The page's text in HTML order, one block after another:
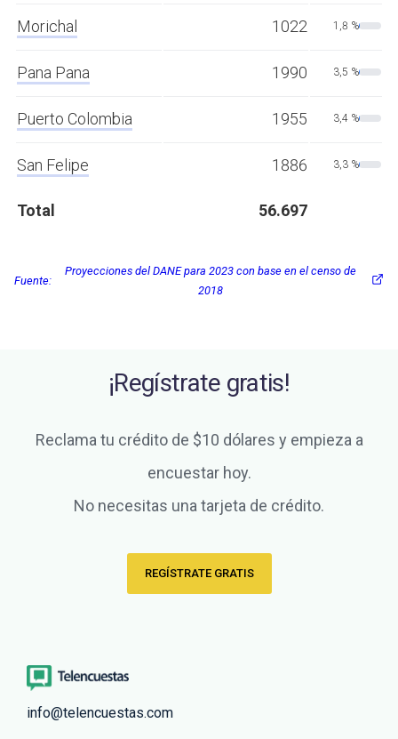
Morichal 1022 1,8 %
Pana Pana 1990 3,5 %
Puerto Colombia 1955 3,4 %
San Felipe 1886 3,3 %
Total 56.697
Fuente:
Proyecciones del DANE para 2023 con base en el censo de
2018
¡Regístrate gratis!
Reclama tu crédito de $10 dólares y empieza a
encuestar hoy.
No necesitas una tarjeta de crédito.
REGÍSTRATE GRATIS
info@telencuestas.com